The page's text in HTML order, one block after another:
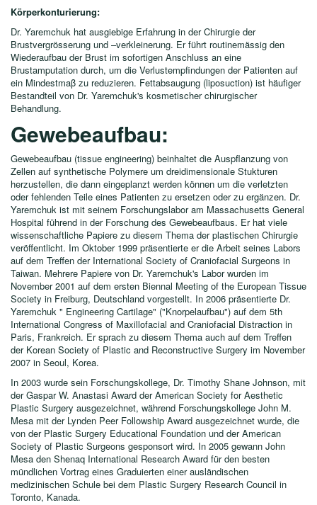
Körperkonturierung:
Dr. Yaremchuk hat ausgiebige Erfahrung in der Chirurgie der
Brustvergrösserung und –verkleinerung. Er führt routinemässig den
Wiederaufbau der Brust im sofortigen Anschluss an eine
Brustamputation durch, um die Verlustempfindungen der Patienten auf
ein Mindestmaβ zu reduzieren. Fettabsaugung (liposuction) ist häufiger
Bestandteil von Dr. Yaremchuk's kosmetischer chirurgischer
Behandlung.
Gewebeaufbau:
Gewebeaufbau (tissue engineering) beinhaltet die Auspflanzung von
Zellen auf synthetische Polymere um dreidimensionale Stukturen
herzustellen, die dann eingeplanzt werden können um die verletzten
oder fehlenden Teile eines Patienten zu ersetzen oder zu ergänzen. Dr.
Yaremchuk ist mit seinem Forschungslabor am Massachusetts General
Hospital führend in der Forschung des Gewebeaufbaus. Er hat viele
wissenschaftliche Papiere zu diesem Thema der plastischen Chirurgie
veröffentlicht. Im Oktober 1999 präsentierte er die Arbeit seines Labors
auf dem Treffen der International Society of Craniofacial Surgeons in
Taiwan. Mehrere Papiere von Dr. Yaremchuk's Labor wurden im
November 2001 auf dem ersten Biennal Meeting of the European Tissue
Society in Freiburg, Deutschland vorgestellt. In 2006 präsentierte Dr.
Yaremchuk " Engineering Cartilage" ("Knorpelaufbau") auf dem 5th
International Congress of Maxillofacial and Craniofacial Distraction in
Paris, Frankreich. Er sprach zu diesem Thema auch auf dem Treffen
der Korean Society of Plastic and Reconstructive Surgery im November
2007 in Seoul, Korea.
In 2003 wurde sein Forschungskollege, Dr. Timothy Shane Johnson, mit
der Gaspar W. Anastasi Award der American Society for Aesthetic
Plastic Surgery ausgezeichnet, während Forschungskollege John M.
Mesa mit der Lynden Peer Followship Award ausgezeichnet wurde, die
von der Plastic Surgery Educational Foundation und der American
Society of Plastic Surgeons gesponsort wird. In 2005 gewann John
Mesa den Shenaq International Research Award für den besten
mündlichen Vortrag eines Graduierten einer ausländischen
medizinischen Schule bei dem Plastic Surgery Research Council in
Toronto, Kanada.